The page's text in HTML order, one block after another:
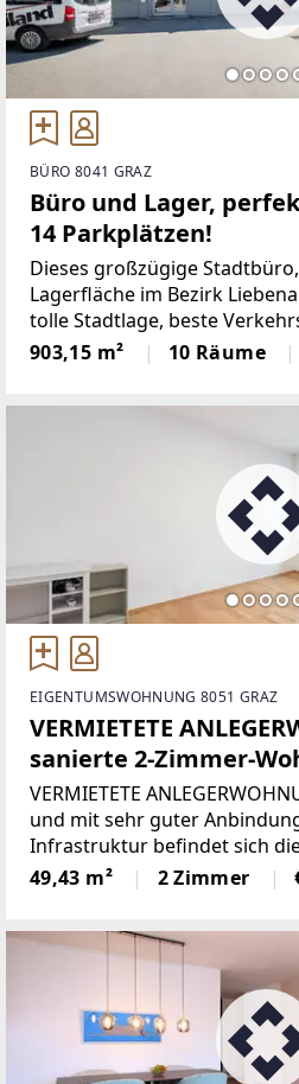
BÜRO 8041 GRAZ
Büro und Lager,
14 Parkplätzen!
Dieses großzügige
Lagerfläche im Bezirk
tolle Stadtlage, beste
eigenen Parkplätzen und die
hellen Räume.Überzeugen
903,15 m² 10 Räume
EIGENTUMSWOHNUNG 8051 GRAZ
VERMIETETE
sanierte 2-Zimmer-
VERMIETETE
und mit sehr guter
Infrastruktur befindet sich
sanierte, vermietete
eines kleinen
49,43 m² 2 Zimmer